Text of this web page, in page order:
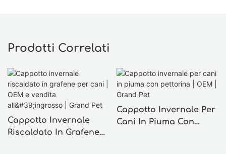
Prodotti Correlati
Cappotto Invernale
Riscaldato In Grafene
Cappotto Invernale Per
Cani In Piuma Con